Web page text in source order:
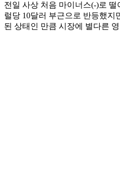
전일 사상 처음 마이너스(-)로
럴당 10달러 부근으로 반등했지
된 상태인 만큼 시장에 별다른